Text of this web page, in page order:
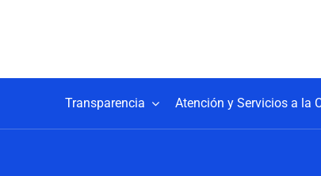
Transparencia Atención y Servicios a la